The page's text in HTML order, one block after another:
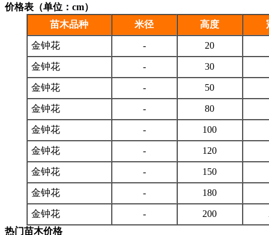
价格表（单位：cm）
苗木品种
米径 高度
金钟花 - 20
金钟花 - 30
金钟花 - 50
金钟花 - 80
金钟花 - 100
金钟花 - 120
金钟花 - 150
金钟花 - 180
金钟花 - 200
热门苗木价格